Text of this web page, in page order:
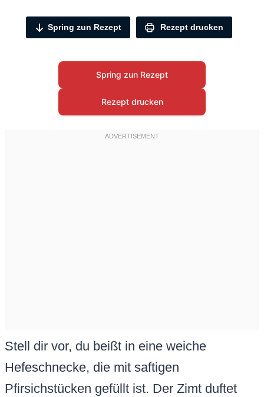
Spring zun Rezept Rezept drucken
Spring zun Rezept
Rezept drucken
Stell dir vor, du beißt in eine weiche
Hefeschnecke, die mit saftigen
Pfirsichstücken gefüllt ist. Der Zimt duftet